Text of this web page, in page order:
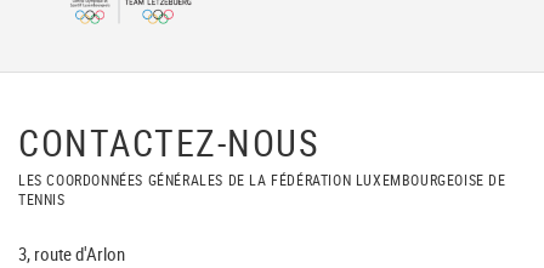
CONTACTEZ-NOUS
LES COORDONNÉES GÉNÉRALES DE LA FÉDÉRATION LUXEMBOURGEOISE DE
TENNIS
3, route d'Arlon